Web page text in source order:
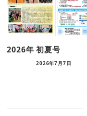
2026年 初夏号
2026年7月7日